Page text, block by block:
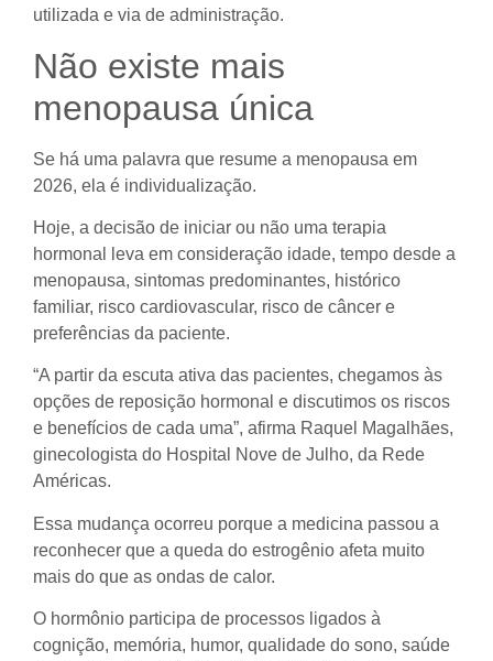
utilizada e via de administração.
Não existe mais
menopausa única
Se há uma palavra que resume a menopausa em
2026, ela é individualização.
Hoje, a decisão de iniciar ou não uma terapia
hormonal leva em consideração idade, tempo desde a
menopausa, sintomas predominantes, histórico
familiar, risco cardiovascular, risco de câncer e
preferências da paciente.
“A partir da escuta ativa das pacientes, chegamos às
opções de reposição hormonal e discutimos os riscos
e benefícios de cada uma”, afirma Raquel Magalhães,
ginecologista do Hospital Nove de Julho, da Rede
Américas.
Essa mudança ocorreu porque a medicina passou a
reconhecer que a queda do estrogênio afeta muito
mais do que as ondas de calor.
O hormônio participa de processos ligados à
cognição, memória, humor, qualidade do sono, saúde